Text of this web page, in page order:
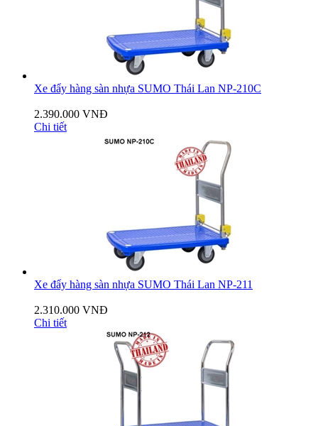
Xe đẩy hàng sàn nhựa SUMO Thái Lan NP-210C
2.390.000 VNĐ
Chi tiết
Xe đẩy hàng sàn nhựa SUMO Thái Lan NP-211
2.310.000 VNĐ
Chi tiết